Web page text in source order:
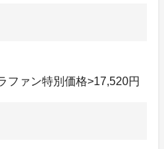
ァン特別価格>17,520円